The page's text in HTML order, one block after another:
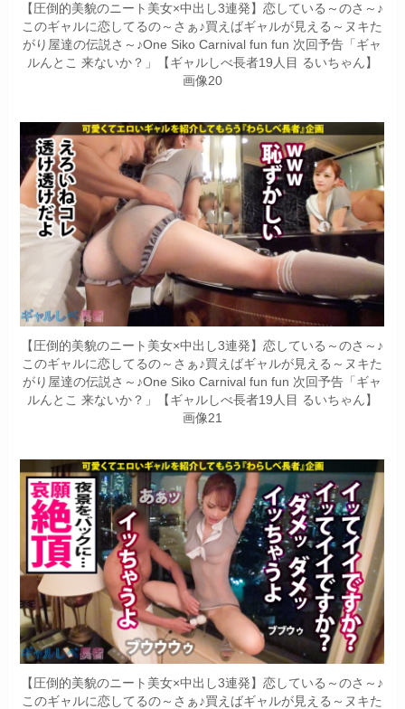
【圧倒的美貌のニート美女×中出し3連発】恋している～のさ～♪
このギャルに恋してるの～さぁ♪買えばギャルが見える～ヌキた
がり屋達の伝説さ～♪One Siko Carnival fun fun 次回予告「ギャ
ルんとこ 来ないか？」【ギャルしべ長者19人目 るいちゃん】
画像20
【圧倒的美貌のニート美女×中出し3連発】恋している～のさ～♪
このギャルに恋してるの～さぁ♪買えばギャルが見える～ヌキた
がり屋達の伝説さ～♪One Siko Carnival fun fun 次回予告「ギャ
ルんとこ 来ないか？」【ギャルしべ長者19人目 るいちゃん】
画像21
【圧倒的美貌のニート美女×中出し3連発】恋している～のさ～♪
このギャルに恋してるの～さぁ♪買えばギャルが見える～ヌキた